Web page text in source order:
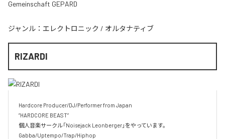
Gemeinschaft GEPARD
ジャンル： エレクトロニック / オルタナティブ
RIZARDI
Hardcore Producer/DJ/Performer from Japan
”HARDCORE BEAST”
個人音楽サークル「Noisejack Leonberger」をやっています。
Gabba/Uptempo/Trap/Hiphop